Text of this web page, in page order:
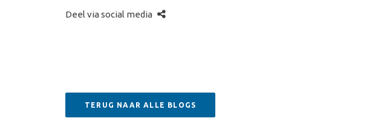
Deel via social media
TERUG NAAR ALLE BLOGS